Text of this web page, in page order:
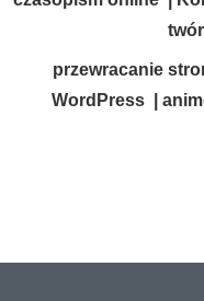
przewracanie
WordPress